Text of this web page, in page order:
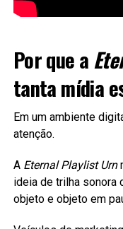
Por que a
tanta mídia
Em um ambiente
atenção.
A Eternal Playlist Urn
ideia de trilha sonora
objeto e objeto em